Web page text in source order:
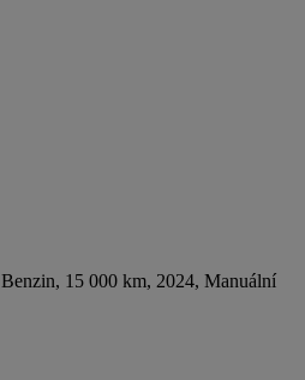
Benzin, 15 000 km, 2024, Manuální